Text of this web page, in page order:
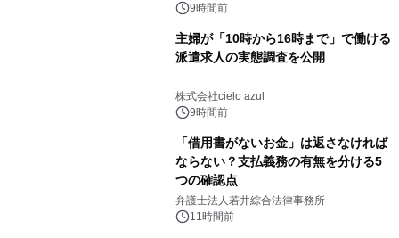
9時間前
主婦が「10時から16時まで」で働ける
派遣求人の実態調査を公開
株式会社cielo azul
9時間前
「借用書がないお金」は返さなければ
ならない？支払義務の有無を分ける5
つの確認点
弁護士法人若井綜合法律事務所
11時間前